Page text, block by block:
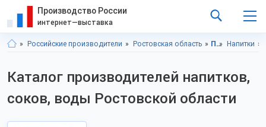
Производство России
интернет—выставка
Российские производители Ростовская область Продукты питания Напитки
Каталог производителей напитков,
соков, воды Ростовской области